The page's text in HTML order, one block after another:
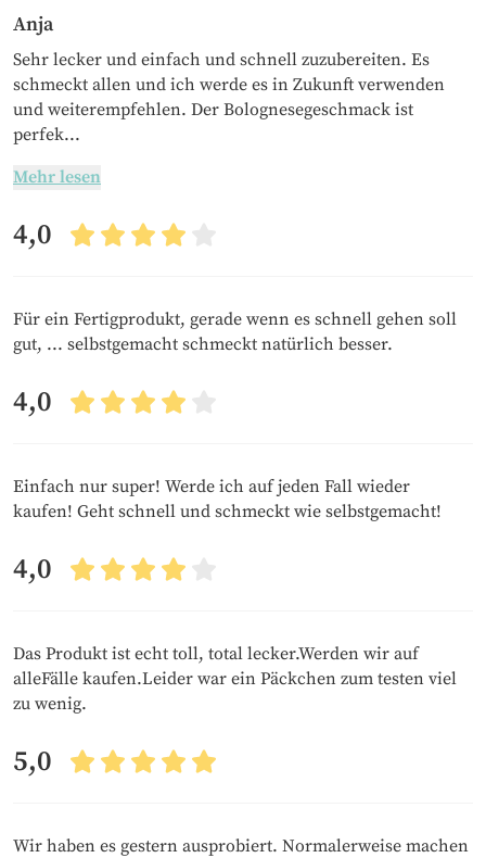
Anja
Sehr lecker und einfach und schnell zuzubereiten. Es
schmeckt allen und ich werde es in Zukunft verwenden
und weiterempfehlen. Der Bolognesegeschmack ist
perfek...
Mehr lesen
4,0
Für ein Fertigprodukt, gerade wenn es schnell gehen soll
gut, ... selbstgemacht schmeckt natürlich besser.
4,0
Einfach nur super! Werde ich auf jeden Fall wieder
kaufen! Geht schnell und schmeckt wie selbstgemacht!
4,0
Das Produkt ist echt toll, total lecker.Werden wir auf
alleFälle kaufen.Leider war ein Päckchen zum testen viel
zu wenig.
5,0
Wir haben es gestern ausprobiert. Normalerweise machen